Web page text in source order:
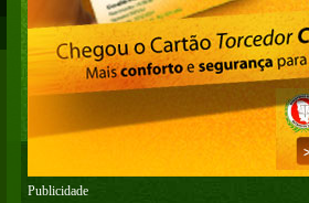
Publicidade